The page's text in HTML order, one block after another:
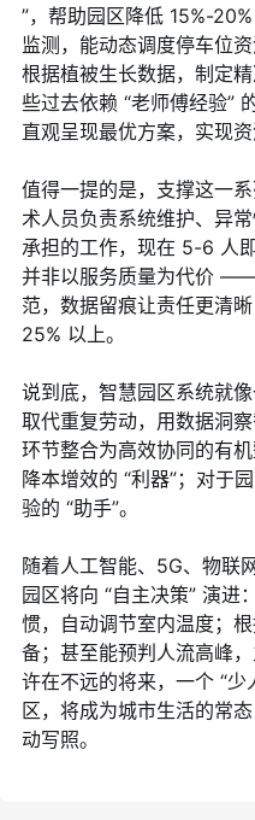
”，帮助园区降低 15%-
监测，能动态调度停车位
根据植被生长数据，制定
些过去依赖 “老师傅经验”
直观呈现最优方案，实现资
值得一提的是，支撑这一
术人员负责系统维护、异
承担的工作，现在 5-6 人
并非以服务质量为代价
范，数据留痕让责任更清
25% 以上。
说到底，智慧园区系统就
取代重复劳动，用数据洞
环节整合为高效协同的有
降本增效的 “利器”；对于
验的 “助手”。
随着人工智能、5G、物联
园区将向 “自主决策” 演进
惯，自动调节室内温度；
备；甚至能预判人流高峰
许在不远的将来，一个 “
区，将成为城市生活的常
动写照。